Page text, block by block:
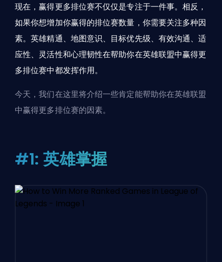
现在，赢得更多排位赛不仅仅是专注于一件事。相反，
如果你想增加你赢得的排位赛数量，你需要关注多种因
素。英雄精通、地图意识、目标优先级、有效沟通、适
应性、灵活性和心理韧性在帮助你在英雄联盟中赢得更
多排位赛中都发挥作用。
今天，我们在这里将介绍一些肯定能帮助你在英雄联盟
中赢得更多排位赛的因素。
#1: 英雄掌握